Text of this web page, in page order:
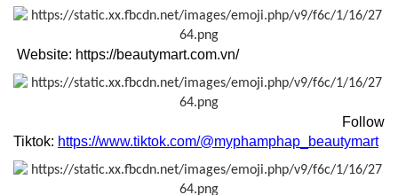
Website: https://beautymart.com.vn/
Follow
Tiktok: https://www.tiktok.com/@myphamphap_beautymart